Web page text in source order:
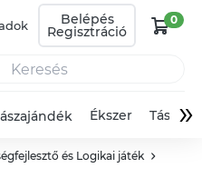
Belépés
Regisztráció
0
Ékszer Táska»
és Logikai játék